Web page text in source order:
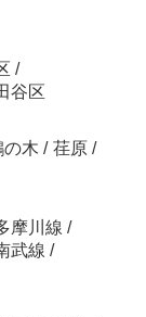
/
谷区
の木 / 荏原 /
摩川線 /
武線 /